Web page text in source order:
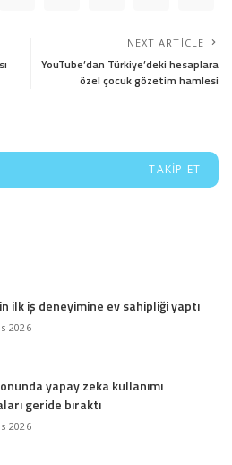
NEXT ARTICLE
YouTube’dan Türkiye’deki hesaplara
özel çocuk gözetim hamlesi
TAKIP ET
ilk iş deneyimine ev sahipliği yaptı
2026
yapay zeka kullanımı
geride bıraktı
2026